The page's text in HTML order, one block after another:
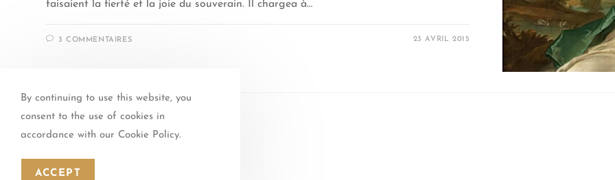
faisaient la fierté et la joie du souverain. Il chargea à…
3 COMMENTAIRES 23 AVRIL 2015
By continuing to use this website, you
consent to the use of cookies in
accordance with our Cookie Policy.
ACCEPT